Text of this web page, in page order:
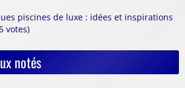
piscines de luxe : idées et inspirations
votes)
notés